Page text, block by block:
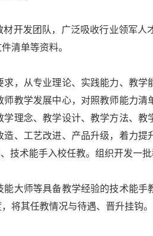
发团队，广泛吸收行业领军人
清单等资料。
从专业理论、实践能力、教学
教学发展中心，对照教师能力
理念、教学设计、教学方法、
、工艺改进、产品升级，着力
技术能手入校任教。组织开发一
师等具备教学经验的技术能手
将其任教情况与待遇、晋升挂钩。